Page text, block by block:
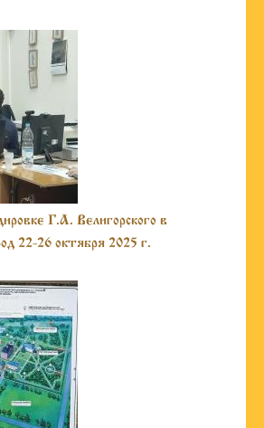
Г.А. Велигорского в
22-26 октября 2025 г.